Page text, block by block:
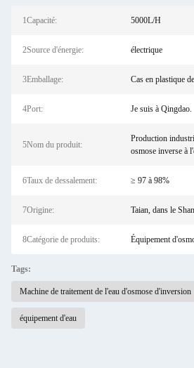
1Capacité: 5000L/H
2Source d'énergie: électrique
3Emballage: Cas en plastique
4Port: Je suis à Qingdao.
5Nom du produit:
Production
osmose inverse à
6Taux de dessalement: ≥ 97 à 98%
7Origine: Taian, dans le
8Catégorie de produits: Équipement
Tags:
Machine de traitement de l'eau d'osmose d'inversion
équipement d'eau